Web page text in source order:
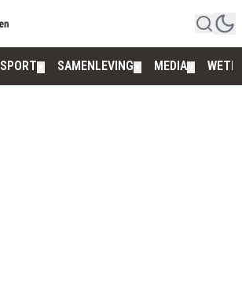
SPORT SAMENLEVING MEDIA